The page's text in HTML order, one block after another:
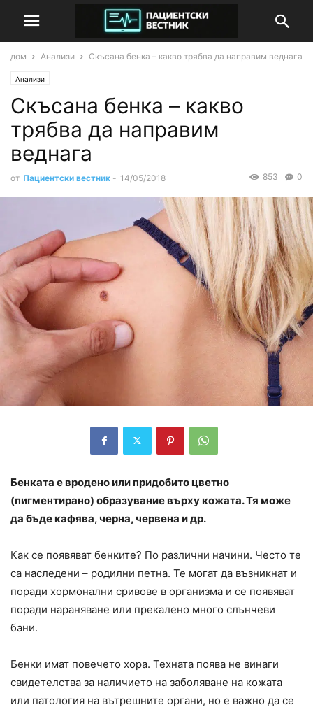
дом Анализи Скъсана бенка – какво трябва да направим веднага
Анализи
Скъсана бенка – какво
трябва да направим
веднага
от Пациентски вестник - 14/05/2018 0
853
Бенката е вродено или придобито цветно
(пигментирано) образувание върху кожата. Тя може
да бъде кафява, черна, червена и др.
Как се появяват бенките? По различни начини. Често те
са наследени – родилни петна. Те могат да възникнат и
поради хормонални сривове в организма и се появяват
поради нараняване или прекалено много слънчеви
бани.
Бенки имат повечето хора. Техната поява не винаги
свидетелства за наличието на заболяване на кожата
или патология на вътрешните органи, но е важно да се